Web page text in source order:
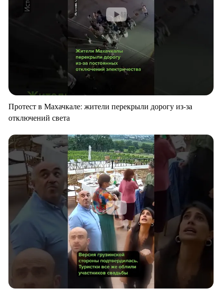
Протест в Махачкале: жители перекрыли дорогу из-за
отключений света